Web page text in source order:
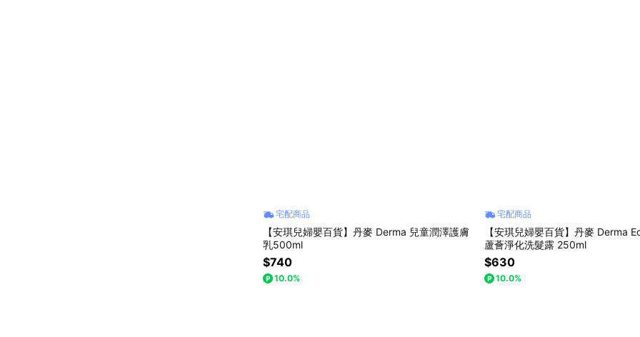
宅配商品
【安琪兒婦嬰百貨】丹麥 Derma 兒童潤澤護膚
乳500ml
$740
10.0%
宅配商品
【安琪兒婦嬰百貨】丹麥 Derma
蘆薈淨化洗髮露 250ml
$630
10.0%